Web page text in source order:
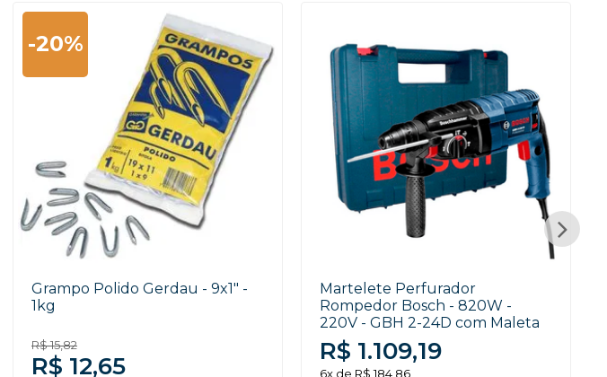
Grampo Polido Gerdau - 9x1" -
1kg
R$ 15,82
R$ 12,65
-20%
Martelete Perfurador
Rompedor Bosch - 820W -
220V - GBH 2-24D com Maleta
R$ 1.109,19
6x de R$ 184,86